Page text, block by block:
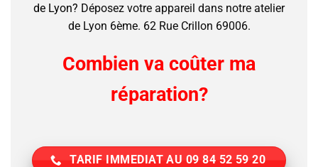
de Lyon? Déposez votre appareil dans notre atelier
de Lyon 6ème. 62 Rue Crillon 69006.
Combien va coûter ma
réparation?
TARIF IMMEDIAT AU 09 84 52 59 20